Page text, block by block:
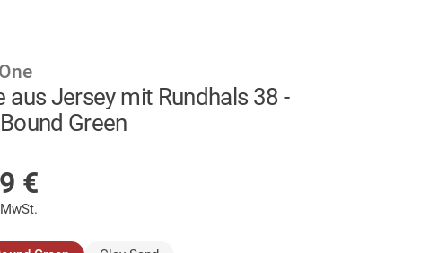
aus Jersey mit Rundhals 38 -
Green
€